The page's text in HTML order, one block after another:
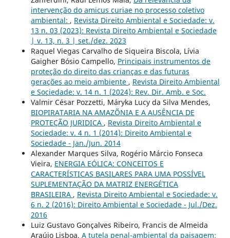
intervenção do amicus curiae no processo coletivo
ambiental: , Revista Direito Ambiental e Sociedade: v.
13 n. 03 (2023): Revista Direito Ambiental e Sociedade
| v. 13, n. 3 | set./dez. 2023
Raquel Viegas Carvalho de Siqueira Biscola, Lívia
Gaigher Bósio Campello, Principais instrumentos de
proteção do direito das crianças e das futuras
gerações ao meio ambiente , Revista Direito Ambiental
e Sociedade: v. 14 n. 1 (2024): Rev. Dir. Amb. e Soc.
Valmir César Pozzetti, Máryka Lucy da Silva Mendes,
BIOPIRATARIA NA AMAZÕNIA E A AUSÊNCIA DE
PROTEÇÃO JURIDICA , Revista Direito Ambiental e
Sociedade: v. 4 n. 1 (2014): Direito Ambiental e
Sociedade - Jan./Jun. 2014
Alexander Marques Silva, Rogério Márcio Fonseca
Vieira, ENERGIA EÓLICA: CONCEITOS E
CARACTERÍSTICAS BASILARES PARA UMA POSSÍVEL
SUPLEMENTAÇÃO DA MATRIZ ENERGÉTICA
BRASILEIRA , Revista Direito Ambiental e Sociedade: v.
6 n. 2 (2016): Direito Ambiental e Sociedade - Jul./Dez.
2016
Luiz Gustavo Gonçalves Ribeiro, Francis de Almeida
Araújo Lisboa, A tutela penal-ambiental da paisagem: